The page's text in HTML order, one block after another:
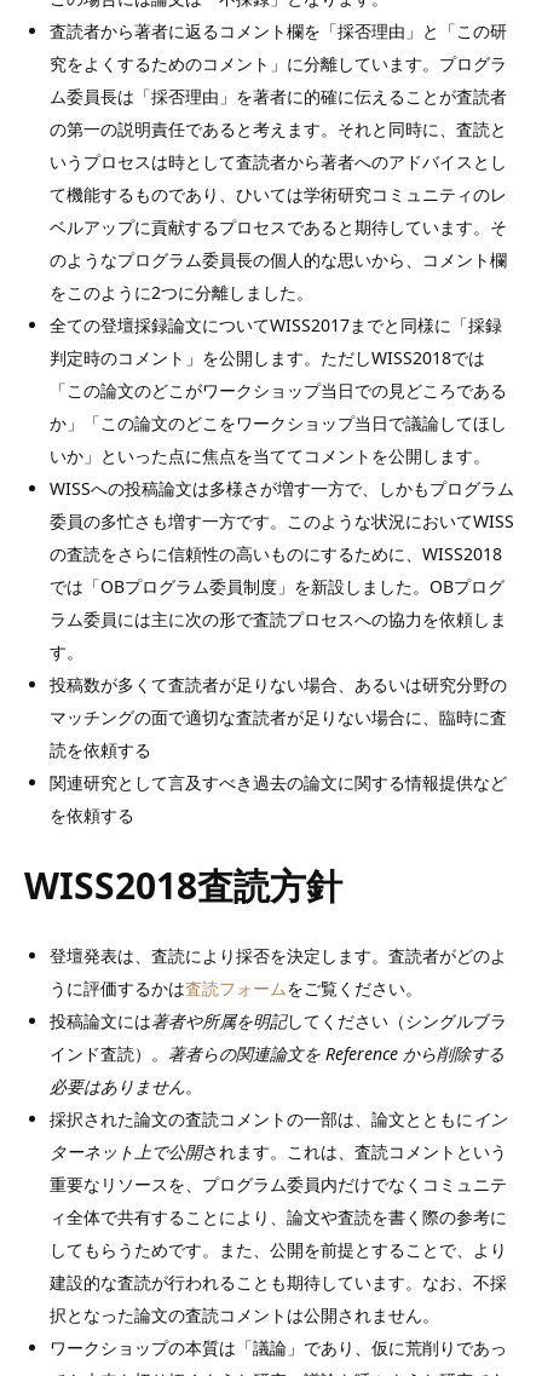
査読者から著者に返るコメント欄を「採否理由」と「この研
究をよくするためのコメント」に分離しています。プログラ
ム委員長は「採否理由」を著者に的確に伝えることが査読者
の第一の説明責任であると考えます。それと同時に、査読と
いうプロセスは時として査読者から著者へのアドバイスとし
て機能するものであり、ひいては学術研究コミュニティのレ
ベルアップに貢献するプロセスであると期待しています。そ
のようなプログラム委員長の個人的な思いから、コメント欄
をこのように2つに分離しました。
全ての登壇採録論文についてWISS2017までと同様に「採録
判定時のコメント」を公開します。ただしWISS2018では
「この論文のどこがワークショップ当日での見どころである
か」「この論文のどこをワークショップ当日で議論してほし
いか」といった点に焦点を当ててコメントを公開します。
WISSへの投稿論文は多様さが増す一方で、しかもプログラム
委員の多忙さも増す一方です。このような状況においてWISS
の査読をさらに信頼性の高いものにするために、WISS2018
では「OBプログラム委員制度」を新設しました。OBプログ
ラム委員には主に次の形で査読プロセスへの協力を依頼しま
す。
投稿数が多くて査読者が足りない場合、あるいは研究分野の
マッチングの面で適切な査読者が足りない場合に、臨時に査
読を依頼する
関連研究として言及すべき過去の論文に関する情報提供など
を依頼する
WISS2018査読方針
登壇発表は、査読により採否を決定します。査読者がどのよ
うに評価するかは査読フォームをご覧ください。
投稿論文には著者や所属を明記してください（シングルブラ
インド査読）。 著者らの関連論文を Reference から削除する
必要はありません。
採択された論文の査読コメントの一部は、論文とともに イン
ターネット上で公開されます。これは、査読コメントという
重要なリソースを、プログラム委員内だけでなくコミュニテ
ィ全体で共有することにより、論文や査読を書く際の参考に
してもらうためです。また、公開を前提とすることで、より
建設的な査読が行われることも期待しています。なお、不採
択となった論文の査読コメントは公開されません。
ワークショップの本質は「議論」であり、仮に荒削りであっ